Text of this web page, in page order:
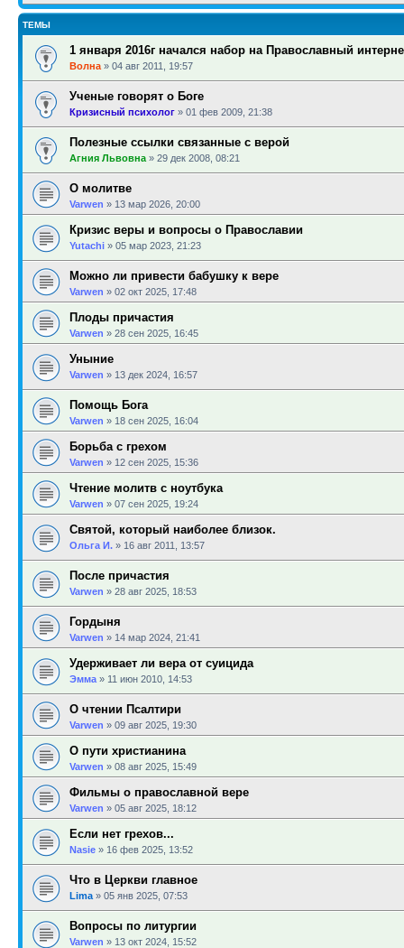
ТЕМЫ
1 января 2016г начался набор на Православный
Волна » 04 авг 2011, 19:57
Ученые говорят о Боге
Кризисный психолог » 01 фев 2009, 21:38
Полезные ссылки связанные с верой
Агния Львовна » 29 дек 2008, 08:21
О молитве
Varwen » 13 мар 2026, 20:00
Кризис веры и вопросы о Православии
Yutachi » 05 мар 2023, 21:23
Можно ли привести бабушку к вере
Varwen » 02 окт 2025, 17:48
Плоды причастия
Varwen » 28 сен 2025, 16:45
Уныние
Varwen » 13 дек 2024, 16:57
Помощь Бога
Varwen » 18 сен 2025, 16:04
Борьба с грехом
Varwen » 12 сен 2025, 15:36
Чтение молитв с ноутбука
Varwen » 07 сен 2025, 19:24
Святой, который наиболее близок.
Ольга И. » 16 авг 2011, 13:57
После причастия
Varwen » 28 авг 2025, 18:53
Гордыня
Varwen » 14 мар 2024, 21:41
Удерживает ли вера от суицида
Эмма » 11 июн 2010, 14:53
О чтении Псалтири
Varwen » 09 авг 2025, 19:30
О пути христианина
Varwen » 08 авг 2025, 15:49
Фильмы о православной вере
Varwen » 05 авг 2025, 18:12
Если нет грехов...
Nasie » 16 фев 2025, 13:52
Что в Церкви главное
Lima » 05 янв 2025, 07:53
Вопросы по литургии
Varwen » 13 окт 2024, 15:52